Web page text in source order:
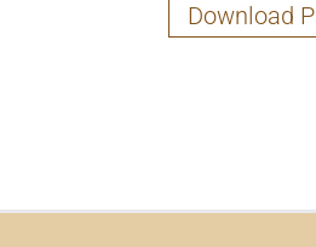
Download